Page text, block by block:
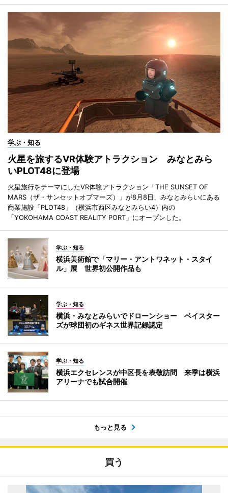
学ぶ・知る
火星を旅するVR体験アトラクション みなとみら
いPLOT48に登場
火星旅行をテーマにしたVR体験アトラクション「THE SUNSET OF
MARS（ザ・サンセットオブマーズ）」が8月8日、みなとみらいにある
商業施設「PLOT48」（横浜市西区みなとみらい4）内の
「YOKOHAMA COAST REALITY PORT」にオープンした。
学ぶ・知る
横浜美術館で「マリー・アントワネット・スタイ
ル」展 世界初公開作品も
学ぶ・知る
横浜・みなとみらいでドローンショー ベイスター
ズが球団初のギネス世界記録認定
学ぶ・知る
横浜エクセレンスが中区長を表敬訪問 来季は横浜
アリーナでも試合開催
もっと見る
買う